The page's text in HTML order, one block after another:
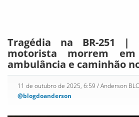
Tragédia na BR-251
motorista morrem
ambulância e caminhão
11 de outubro de 2025, 6:59 / Anderson
@blogdoanderson